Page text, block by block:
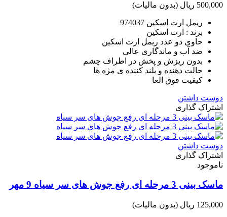
500,000 ریال (بدون مالیات)
ریمل ارت اسکین 974037
برند : ارت اسکین
حاوی دو عدد ریمل ارت اسکین
ضد آب و ماندگاری عالی
بدون ریزش و پخش در اطراف چشم
حالت دهنده و بلند کننده ی مژه ها
کیفیت فوق العا
دوست داشتن
اشتراک گذاری
دوست داشتن
اشتراک گذاری
ناموجود
ماسک بینی 3 مرحله ای رفع جوش های سر سیاه 9 مهر
125,000 ریال (بدون مالیات)